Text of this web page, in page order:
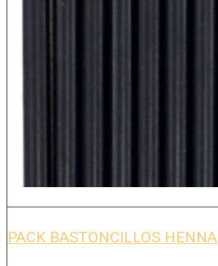
PACK BASTONCILLOS HENNA